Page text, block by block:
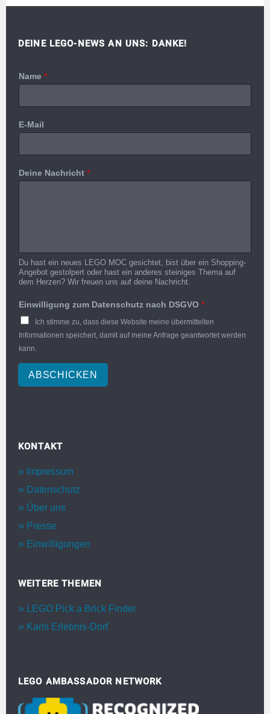
DEINE LEGO-NEWS AN UNS: DANKE!
Name *
E-Mail
Deine Nachricht *
Du hast ein neues LEGO MOC gesichtet, bist über ein Shopping-
Angebot gestolpert oder hast ein anderes steiniges Thema auf
dem Herzen? Wir freuen uns auf deine Nachricht.
Einwilligung zum Datenschutz nach DSGVO *
Ich stimme zu, dass diese Website meine übermittelten
Informationen speichert, damit auf meine Anfrage geantwortet werden
kann.
ABSCHICKEN
KONTAKT
Impressum
Datenschutz
Über uns
Presse
Einwilligungen
WEITERE THEMEN
LEGO Pick a Brick Finder
Karls Erlebnis-Dorf
LEGO AMBASSADOR NETWORK